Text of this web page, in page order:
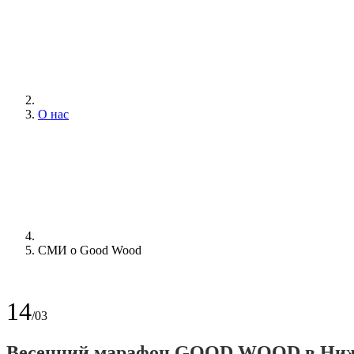
О нас
СМИ о Good Wood
14/03